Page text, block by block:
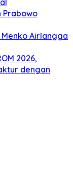
Prabowo
Airlangga
2026,
dengan